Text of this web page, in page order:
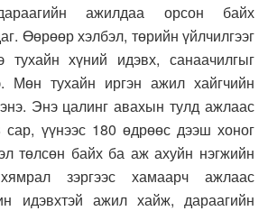
ажилдаа орсон байх
Өөрөөр хэлбэл, төрийн үйлчилгээг
тухайн хүний идэвх, санаачилгыг
Мөн тухайн иргэн ажил хайгчийн
Энэ цалинг авахын тулд ажлаас
үүнээс 180 өдрөөс дээш хоног
төлсөн байх ба аж ахуйн нэгжийн
зэргээс хамаарч ажлаас
идэвхтэй ажил хайж, дараагийн